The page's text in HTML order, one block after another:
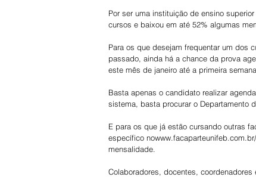
Por ser uma instituição de ensino
cursos e baixou em até 52% algumas
Para os que desejam frequentar um dos
passado, ainda há a chance da prova
este mês de janeiro até a primeira
Basta apenas o candidato realizar
sistema, basta procurar o Departamento
E para os que já estão cursando outras
específico
mensalidade.
Colaboradores, docentes,